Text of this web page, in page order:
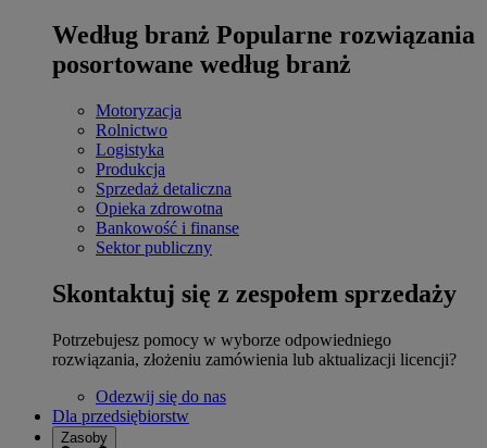
Według branż Popularne rozwiązania
posortowane według branż
Motoryzacja
Rolnictwo
Logistyka
Produkcja
Sprzedaż detaliczna
Opieka zdrowotna
Bankowość i finanse
Sektor publiczny
Skontaktuj się z zespołem sprzedaży
Potrzebujesz pomocy w wyborze odpowiedniego
rozwiązania, złożeniu zamówienia lub aktualizacji licencji?
Odezwij się do nas
Dla przedsiębiorstw
Zasoby